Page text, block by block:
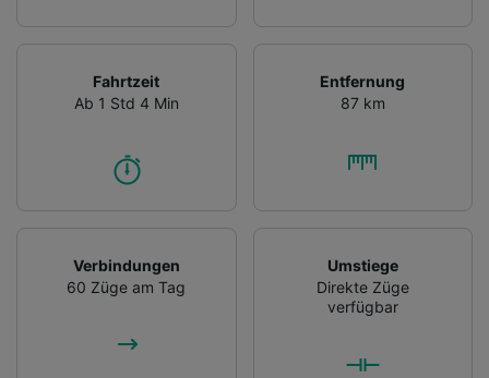
Fahrtzeit
Ab 1 Std 4 Min
Entfernung
87 km
Verbindungen
60 Züge am Tag
Umstiege
Direkte Züge
verfügbar